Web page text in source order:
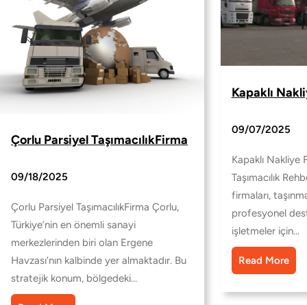
Çorlu Parsiyel TaşımacılıkFirma
09/18/2025
Çorlu Parsiyel TaşımacılıkFirma Çorlu,
Türkiye’nin en önemli sanayi
merkezlerinden biri olan Ergene
Havzası’nın kalbinde yer almaktadır. Bu
stratejik konum, bölgedeki…
Kapaklı
09/07/2025
Kapaklı Nakliye
Taşımacılık
firmaları,
profesyonel
işletmeler için…
Read More